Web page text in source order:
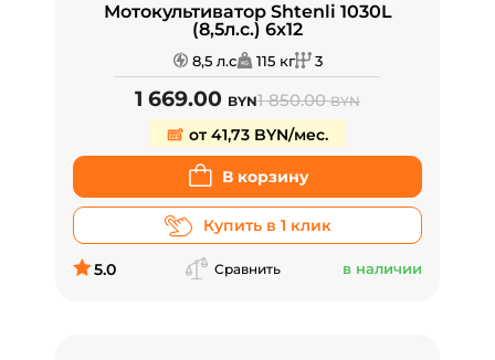
Мотокультиватор Shtenli 1030L
(8,5л.с.) 6х12
8,5 л.с 115 кг 3
1 669.00 BYN1 850.00BYN
от 41,73 BYN/мес.
В корзину
Купить в 1 клик
5.0 Сравнить в наличии